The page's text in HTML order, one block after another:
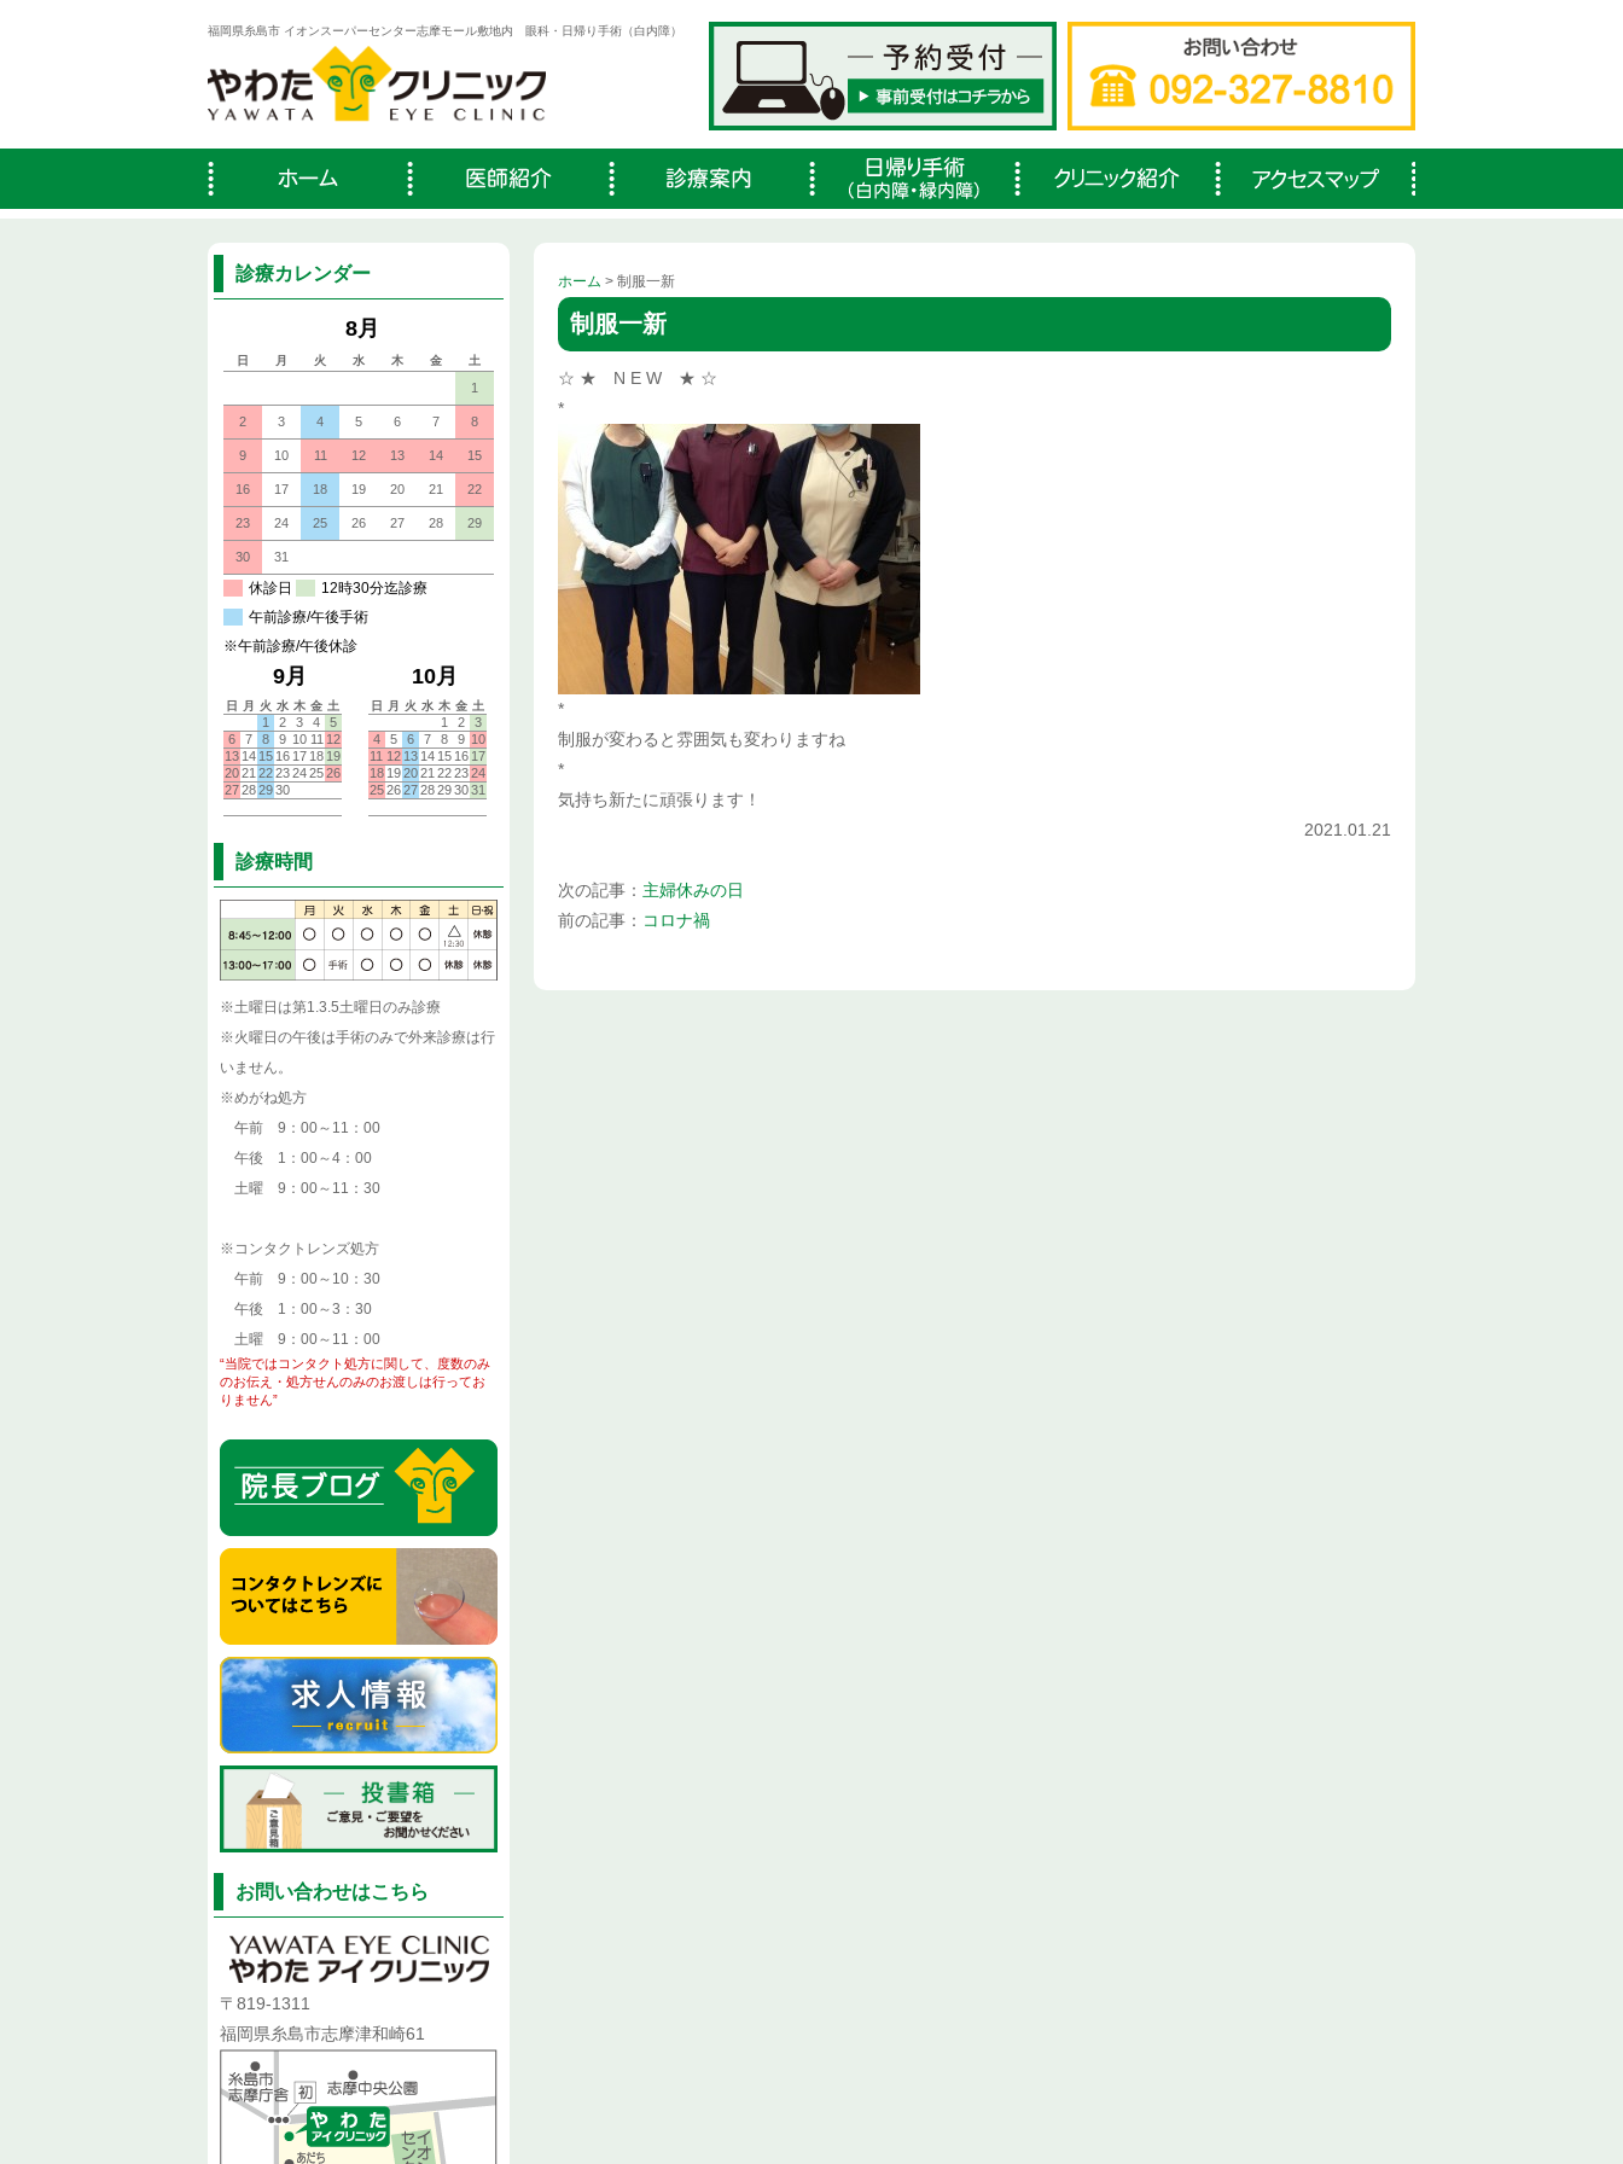
福岡県糸島市 イオンスーパーセンター志摩モール敷地内 眼科・日帰り手術（白内障）
ホーム > 制服一新
制服一新
☆ ★ N E W ★ ☆
*
*
制服が変わると雰囲気も変わりますね
*
気持ち新たに頑張ります！
2021.01.21
次の記事： 主婦休みの日
前の記事： コロナ禍
診療カレンダー
診療時間
※土曜日は第1.3.5土曜日のみ診療
※火曜日の午後は手術のみで外来診療は行
いません。
※めがね処方
午前 9：00～11：00
午後 1：00～4：00
土曜 9：00～11：30
※コンタクトレンズ処方
午前 9：00～10：30
午後 1：00～3：30
土曜 9：00～11：00
“当院ではコンタクト処方に関して、度数のみ
のお伝え・処方せんのみのお渡しは行ってお
りません”
お問い合わせはこちら
〒819-1311
福岡県糸島市志摩津和崎61